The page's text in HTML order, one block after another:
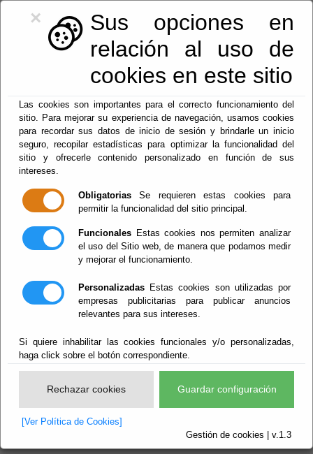
×
Sus opciones en
relación al uso de
cookies en este sitio
Las cookies son importantes para el correcto funcionamiento del
sitio. Para mejorar su experiencia de navegación, usamos cookies
para recordar sus datos de inicio de sesión y brindarle un inicio
seguro, recopilar estadísticas para optimizar la funcionalidad del
sitio y ofrecerle contenido personalizado en función de sus
intereses.
Obligatorias Se requieren estas cookies para
permitir la funcionalidad del sitio principal.
Funcionales Estas cookies nos permiten analizar
el uso del Sitio web, de manera que podamos medir
y mejorar el funcionamiento.
Personalizadas Estas cookies son utilizadas por
empresas publicitarias para publicar anuncios
relevantes para sus intereses.
Si quiere inhabilitar las cookies funcionales y/o personalizadas,
haga click sobre el botón correspondiente.
Rechazar cookies Guardar configuración
[Ver Política de Cookies]
Gestión de cookies | v.1.3
950128113 centralita@macael.es
Menu
Impresos y Formularios
Buscar
Solicitud General